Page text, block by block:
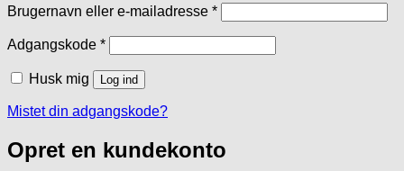
Brugernavn eller e-mailadresse *Påkrævet
Adgangskode *Påkrævet
Husk mig Log ind
Mistet din adgangskode?
Opret en kundekonto